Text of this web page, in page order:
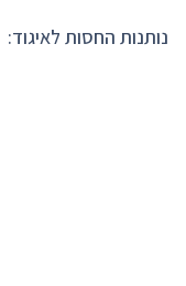
נותנות החסות לאיגוד: